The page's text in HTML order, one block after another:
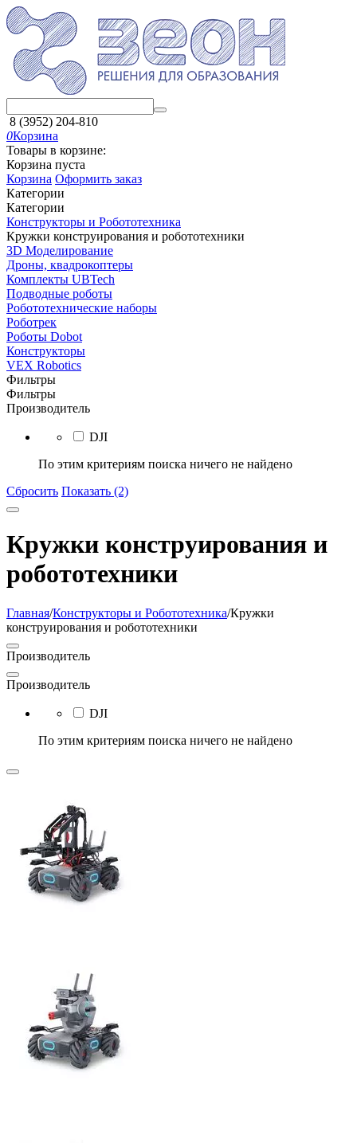
8 (3952) 204-810
0Корзина
Товары в корзине:
Корзина пуста
Корзина Оформить заказ
Категории
Категории
Конструкторы и Робототехника
Кружки конструирования и робототехники
3D Моделирование
Дроны, квадрокоптеры
Комплекты UBTech
Подводные роботы
Робототехнические наборы
Роботрек
Роботы Dobot
Конструкторы
VEX Robotics
Фильтры
Фильтры
Производитель
DJI
По этим критериям поиска ничего не найдено
Сбросить Показать (2)
Кружки конструирования и
робототехники
Главная/Конструкторы и Робототехника/Кружки
конструирования и робототехники
Производитель
Производитель
DJI
По этим критериям поиска ничего не найдено